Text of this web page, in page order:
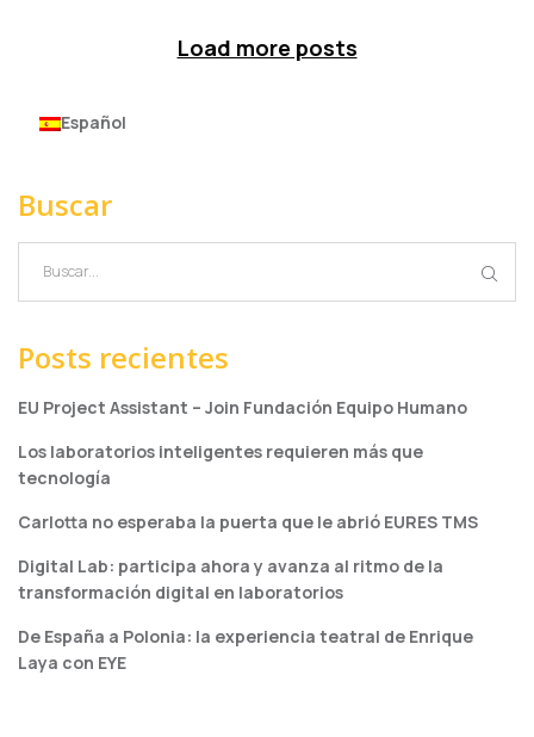
Load more posts
Español
Buscar
Posts recientes
EU Project Assistant – Join Fundación Equipo Humano
Los laboratorios inteligentes requieren más que
tecnología
Carlotta no esperaba la puerta que le abrió EURES TMS
Digital Lab: participa ahora y avanza al ritmo de la
transformación digital en laboratorios
De España a Polonia: la experiencia teatral de Enrique
Laya con EYE